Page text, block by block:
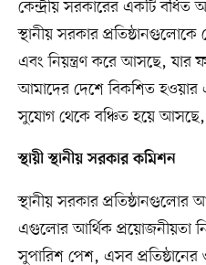
কেন্দ্রীয় সরকারের একটি
স্থানীয় সরকার প্রতিষ্ঠানগুলোকে
এবং নিয়ন্ত্রণ করে আসছে, যার
আমাদের দেশে বিকশিত
সুযোগ থেকে বঞ্চিত হয়ে আসছে,
স্থায়ী স্থানীয় সরকার কমিশন
স্থানীয় সরকার প্রতিষ্ঠানগুলোর
এগুলোর আর্থিক প্রয়োজনীয়তা
সুপারিশ পেশ, এসব